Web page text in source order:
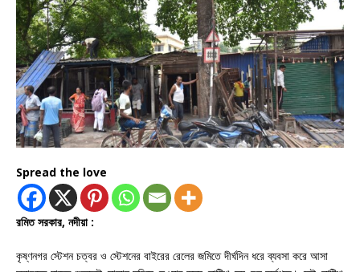
Spread the love
রমিত সরকার, নদীয়া :
কৃষ্ণনগর স্টেশন চত্বর ও স্টেশনের বাইরের রেলের জমিতে দীর্ঘদিন ধরে ব্যবসা করে আসা